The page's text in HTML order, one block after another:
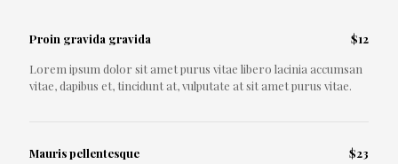
Proin gravida gravida
$12
Lorem ipsum dolor sit amet purus vitae libero lacinia accumsan
vitae, dapibus et, tincidunt at, vulputate at sit amet purus vitae.
Mauris pellentesque
$23